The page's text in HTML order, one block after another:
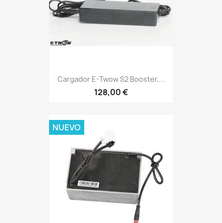
Cargador E-Twow S2 Booster,...
128,00 €
NUEVO